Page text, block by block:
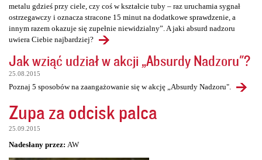
metalu gdzieś przy ciele, czy coś w kształcie tuby – raz uruchamia sygnał
ostrzegawczy i oznacza stracone 15 minut na dodatkowe sprawdzenie, a
innym razem okazuje się zupełnie niewidzialny”. A jaki absurd nadzoru
uwiera Ciebie najbardziej?
Jak wziąć udział w akcji „Absurdy Nadzoru"?
25.08.2015
Poznaj 5 sposobów na zaangażowanie się w akcję „Absurdy Nadzoru".
Zupa za odcisk palca
25.09.2015
Nadesłany przez: AW